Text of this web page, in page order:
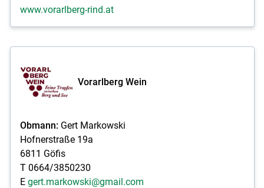
www.vorarlberg-rind.at
Vorarlberg Wein
Obmann: Gert Markowski
Hofnerstraße 19a
6811 Göfis
T 0664/3850230
E gert.markowski@gmail.com